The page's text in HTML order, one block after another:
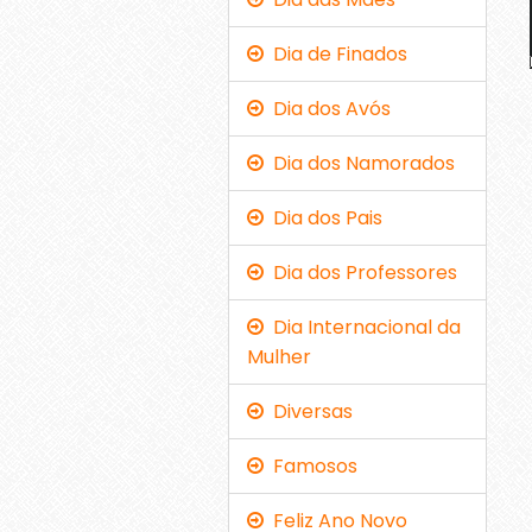
Dia de Finados
Dia dos Avós
Dia dos Namorados
Dia dos Pais
Dia dos Professores
Dia Internacional da
Mulher
Diversas
Famosos
Feliz Ano Novo